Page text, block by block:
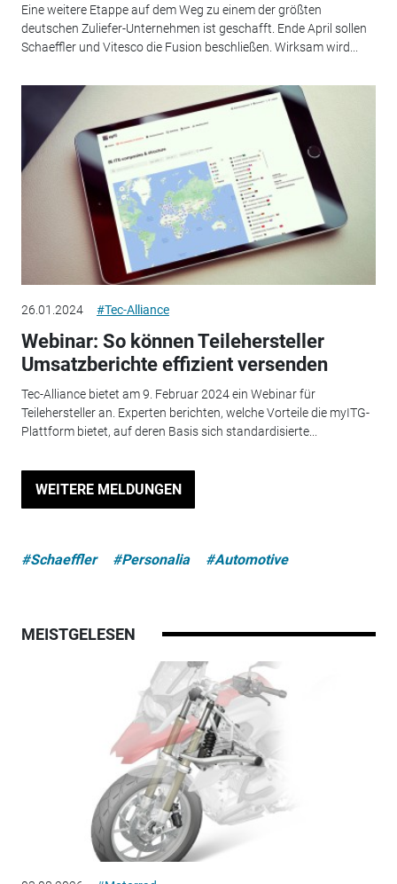
Eine weitere Etappe auf dem Weg zu einem der größten
deutschen Zuliefer-Unternehmen ist geschafft. Ende April sollen
Schaeffler und Vitesco die Fusion beschließen. Wirksam wird...
26.01.2024 #Tec-Alliance
Webinar: So können Teilehersteller
Umsatzberichte effizient versenden
Tec-Alliance bietet am 9. Februar 2024 ein Webinar für
Teilehersteller an. Experten berichten, welche Vorteile die myITG-
Plattform bietet, auf deren Basis sich standardisierte...
WEITERE MELDUNGEN
#Schaeffler #Personalia #Automotive
MEISTGELESEN